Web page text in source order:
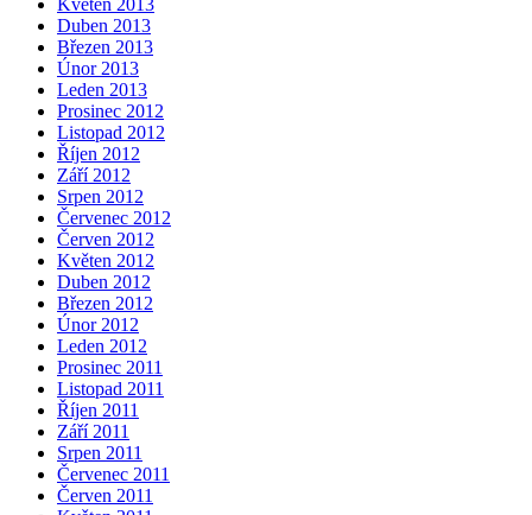
Květen 2013
Duben 2013
Březen 2013
Únor 2013
Leden 2013
Prosinec 2012
Listopad 2012
Říjen 2012
Září 2012
Srpen 2012
Červenec 2012
Červen 2012
Květen 2012
Duben 2012
Březen 2012
Únor 2012
Leden 2012
Prosinec 2011
Listopad 2011
Říjen 2011
Září 2011
Srpen 2011
Červenec 2011
Červen 2011